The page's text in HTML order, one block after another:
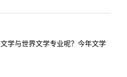
学与世界文学专业呢？今年文学